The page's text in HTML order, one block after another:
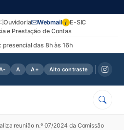
das 8h às 16h
Ouvidoria Webmail i E-SIC
e Prestação de Contas
A A+ Alto contraste
reunião n.º 07/2024 da Comissão